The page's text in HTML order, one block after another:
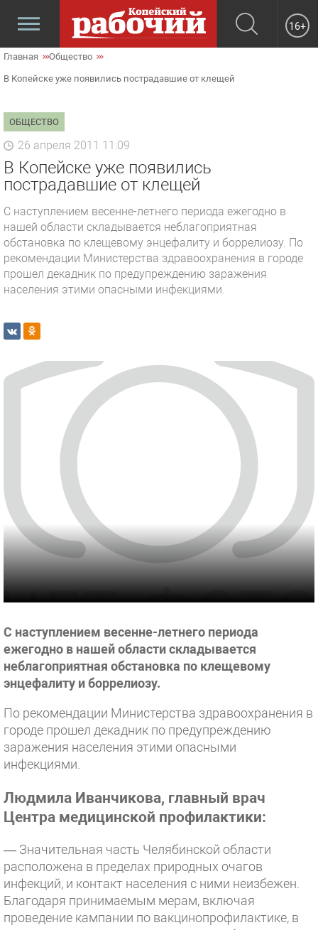
16+
Главная Общество
В Копейске уже появились пострадавшие от клещей
ОБЩЕСТВО
26 апреля 2011 11:09
В Копейске уже появились
пострадавшие от клещей
С наступлением весенне-летнего периода ежегодно в
нашей области складывается неблагоприятная
обстановка по клещевому энцефалиту и боррелиозу. По
рекомендации Министерства здравоохранения в городе
прошел декадник по предупреждению заражения
населения этими опасными инфекциями.
С наступлением весенне-летнего периода
ежегодно в нашей области складывается
неблагоприятная обстановка по клещевому
энцефалиту и боррелиозу.
По рекомендации Министерства здравоохранения в
городе прошел декадник по предупреждению
заражения населения этими опасными
инфекциями.
Людмила Иванчикова, главный врач
Центра медицинской профилактики:
— Значительная часть Челябинской области
расположена в пределах природных очагов
инфекций, и контакт населения с ними неизбежен.
Благодаря принимаемым мерам, включая
проведение кампании по вакцинопрофилактике, в